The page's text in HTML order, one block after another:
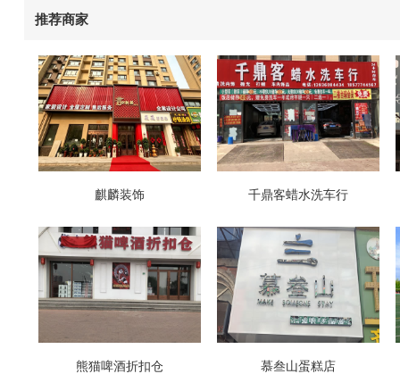
推荐商家
麒麟装饰 千鼎客蜡水洗车行
熊猫啤酒折扣仓 慕叁山蛋糕店